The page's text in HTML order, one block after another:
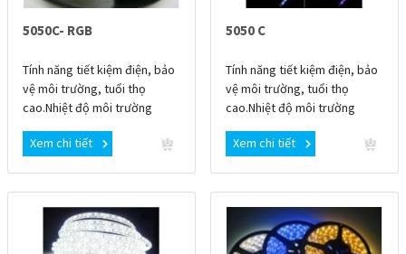
5050C- RGB
Tính năng tiết kiệm điện, bảo
vệ môi trường, tuổi thọ
cao.Nhiệt độ môi trường
nối thuận tiện, an toàn tuyệt
Xem chi tiết
5050 C
Tính năng tiết kiệm điện, bảo
vệ môi trường, tuổi thọ
cao.Nhiệt độ môi trường
nối thuận tiện, an toàn tuyệt
Xem chi tiết